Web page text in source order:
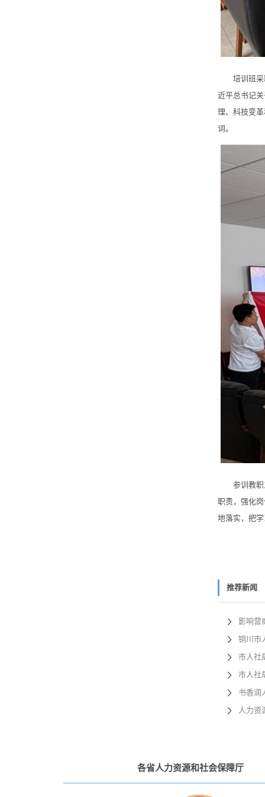
培训班采取
近平总书记
理、科技变
词。
参训教职工
职责，强化
地落实，把
推荐新闻
影响营
铜川市
市人社
市人社
书香润
人力资
各省人力资源和社会保障厅